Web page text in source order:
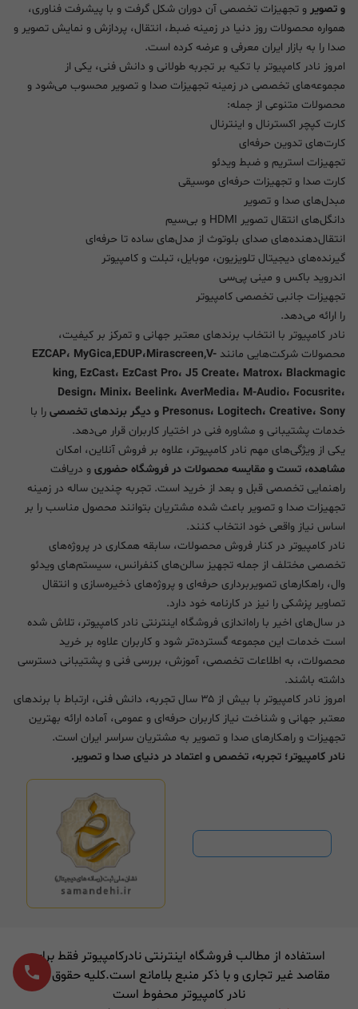
و تصویر و تجهیزات تخصصی آن دوران شکل گرفت و با پیشرفت فناوری،
همواره محصولات روز دنیا در زمینه ضبط، انتقال، پردازش و نمایش تصویر و
صدا را به بازار ایران معرفی و عرضه کرده است.
امروز نادر کامپیوتر با تکیه بر تجربه طولانی و دانش فنی، یکی از
مجموعه‌های تخصصی در زمینه تجهیزات صدا و تصویر محسوب می‌شود و
محصولات متنوعی از جمله:
کارت کپچر اکسترنال و اینترنال
کارت‌های تدوین حرفه‌ای
تجهیزات استریم و ضبط ویدئو
کارت صدا و تجهیزات حرفه‌ای موسیقی
مبدل‌های صدا و تصویر
دانگل‌های انتقال تصویر HDMI و بی‌سیم
انتقال‌دهنده‌های صدای بلوتوث از مدل‌های ساده تا حرفه‌ای
گیرنده‌های دیجیتال تلویزیون، موبایل، تبلت و کامپیوتر
اندروید باکس و مینی پی‌سی
تجهیزات جانبی تخصصی کامپیوتر
را ارائه می‌دهد.
نادر کامپیوتر با انتخاب برندهای معتبر جهانی و تمرکز بر کیفیت،
محصولات شرکت‌هایی مانند EZCAP، MyGica,EDUP،Mirascreen,V-
king, EzCast، EzCast Pro، J5 Create، Matrox، Blackmagic
Design، Minix، Beelink، AverMedia، M-Audio، Focusrite،
Presonus، Logitech، Creative، Sony و دیگر برندهای تخصصی
را با
خدمات پشتیبانی و مشاوره فنی در اختیار کاربران قرار می‌دهد.
یکی از ویژگی‌های مهم نادر کامپیوتر، علاوه بر فروش آنلاین، امکان
مشاهده، تست و مقایسه محصولات در فروشگاه حضوری و دریافت
راهنمایی تخصصی قبل و بعد از خرید است. تجربه چندین ساله در زمینه
تجهیزات صدا و تصویر باعث شده مشتریان بتوانند محصول مناسب را بر
اساس نیاز واقعی خود انتخاب کنند.
نادر کامپیوتر در کنار فروش محصولات، سابقه همکاری در پروژه‌های
تخصصی مختلف از جمله تجهیز سالن‌های کنفرانس، سیستم‌های ویدئو
وال، راهکارهای تصویربرداری حرفه‌ای و پروژه‌های ذخیره‌سازی و انتقال
تصاویر پزشکی را نیز در کارنامه خود دارد.
در سال‌های اخیر با راه‌اندازی فروشگاه اینترنتی نادر کامپیوتر، تلاش شده
است خدمات این مجموعه گسترده‌تر شود و کاربران علاوه بر خرید
محصولات، به اطلاعات تخصصی، آموزش، بررسی فنی و پشتیبانی دسترسی
داشته باشند.
امروز نادر کامپیوتر با بیش از ۳۵ سال تجربه، دانش فنی، ارتباط با برندهای
معتبر جهانی و شناخت نیاز کاربران حرفه‌ای و عمومی، آماده ارائه بهترین
تجهیزات و راهکارهای صدا و تصویر به مشتریان سراسر ایران است.
نادر کامپیوتر؛ تجربه، تخصص و اعتماد در دنیای صدا و تصویر.
استفاده از مطالب فروشگاه اینترنتی نادرکامپیوتر فقط برای
مقاصد غیر تجاری و با ذکر منبع بلامانع است.کلیه حقوق برای
نادر کامپیوتر محفوط است